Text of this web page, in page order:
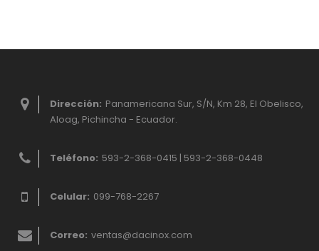
Dirección: Panamericana Sur, S/N, Km 28, El Obelisco,
Aloag, Pichincha - Ecuador.
Teléfono: 593-2-368-0415 | 593-2-368-0448
Celular: 099-768-2267
Correo: ventas@dacinox.com